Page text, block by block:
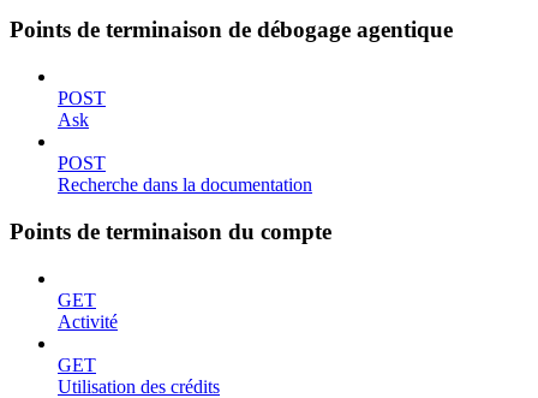
Points de terminaison de débogage agentique
POST
Ask
POST
Recherche dans la documentation
Points de terminaison du compte
GET
Activité
GET
Utilisation des crédits